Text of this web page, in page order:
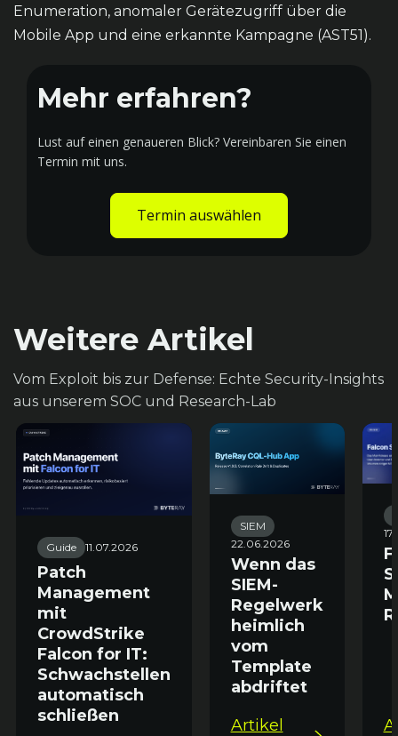
Enumeration, anomaler Gerätezugriff über die
Mobile App und eine erkannte Kampagne (AST51).
Mehr erfahren?
Lust auf einen genaueren Blick? Vereinbaren Sie einen
Termin mit uns.
Termin auswählen
Weitere Artikel
Vom Exploit bis zur Defense: Echte Security-Insights
aus unserem SOC und Research-Lab
Guide 11.07.2026
Patch
Management
mit
CrowdStrike
Falcon for IT:
Schwachstellen
automatisch
schließen
SIEM
22.06.2026
Wenn das
SIEM-
Regelwerk
heimlich
vom
Template
abdriftet
Artikel